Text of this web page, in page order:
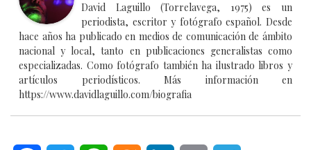
David Laguillo (Torrelavega, 1975) es un
periodista, escritor y fotógrafo español. Desde
hace años ha publicado en medios de comunicación de ámbito
nacional y local, tanto en publicaciones generalistas como
especializadas. Como fotógrafo también ha ilustrado libros y
artículos periodísticos. Más información en
https://www.davidlaguillo.com/biografia